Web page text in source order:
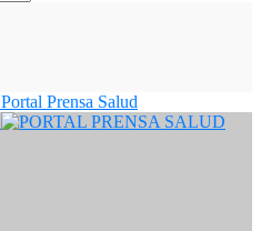
Portal Prensa Salud